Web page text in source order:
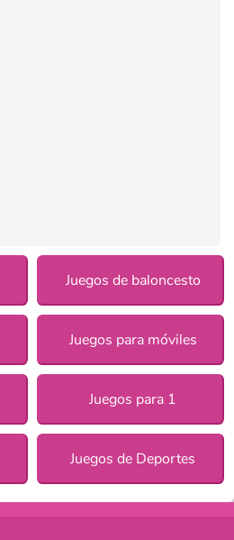
Juegos de baloncesto
Juegos para móviles
Juegos para 1
Juegos de Deportes